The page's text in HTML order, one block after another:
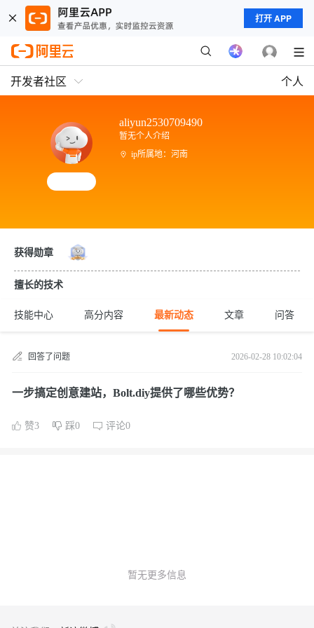
打开 APP
开发者社区 个人
aliyun2530709490
暂无个人介绍
ip所属地：河南
获得勋章
擅长的技术
技能中心 高分内容 最新动态 文章 问答
回答了问题 2026-02-28 10:02:04
一步搞定创意建站，Bolt.diy提供了哪些优势？
赞3 踩0 评论0
暂无更多信息